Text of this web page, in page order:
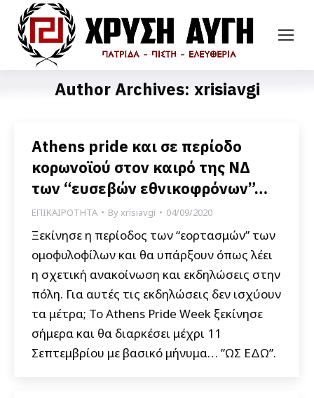
Author Archives: xrisiavgi
Athens pride και σε περίοδο
κορωνοϊού στον καιρό της ΝΔ
των “ευσεβών εθνικοφρόνων”…
ΕΠΙΚΑΙΡΟΤΗΤΑ Byxrisiavgi 04/09/2020
Ξεκίνησε η περίοδος των “εορτασμών” των
ομοφυλοφίλων και θα υπάρξουν όπως λέει
η σχετική ανακοίνωση και εκδηλώσεις στην
πόλη. Για αυτές τις εκδηλώσεις δεν ισχύουν
τα μέτρα; Το Athens Pride Week ξεκίνησε
σήμερα και θα διαρκέσει μέχρι 11
Σεπτεμβρίου με βασικό μήνυμα… ”ΩΣ ΕΔΩ”.